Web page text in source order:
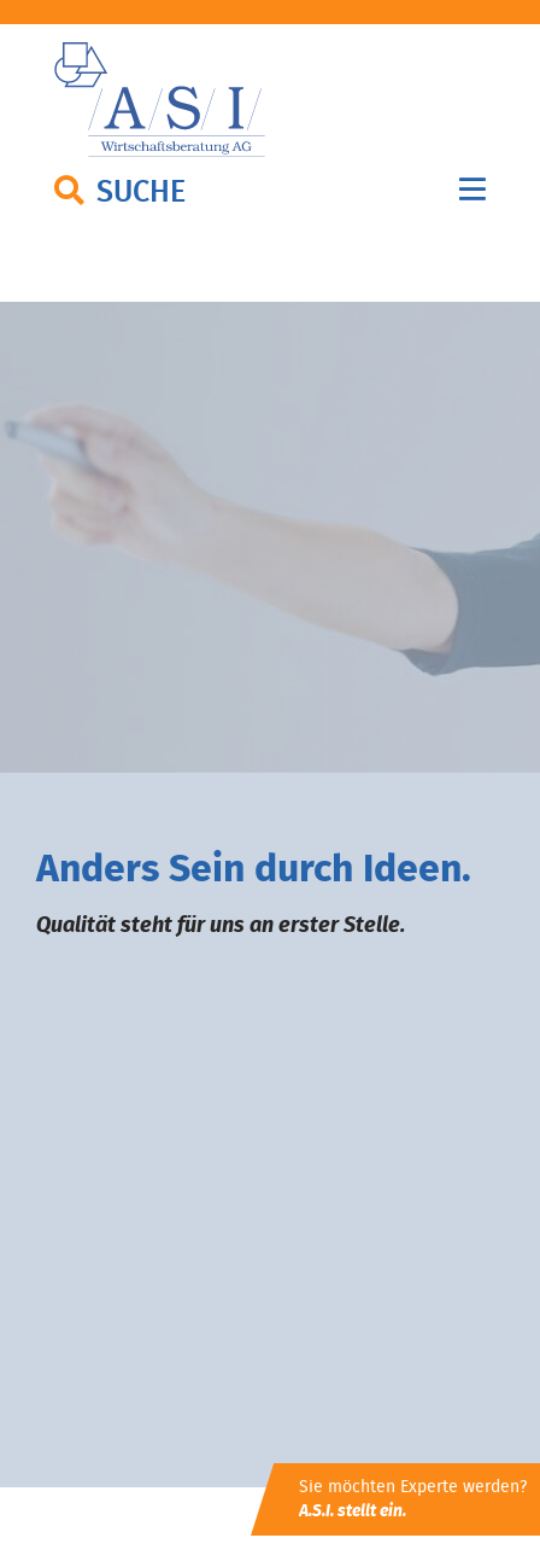
SUCHE
Anders Sein durch deen.
Qualität steht für uns an erster Stelle.
Sie möchten Experte werden?
A.S.I. stellt ein.